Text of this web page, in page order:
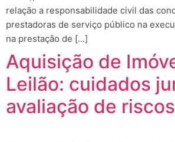
relação a responsabilidade civil das
prestadoras de serviço público na
na prestação de […]
Aquisição de
Leilão: cuidados
avaliação de riscos